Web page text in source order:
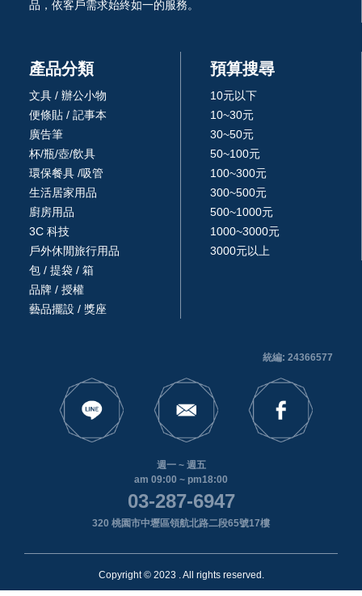
品，依客戶需求始終如一的服務。
產品分類
文具 / 辦公小物
便條貼 / 記事本
廣告筆
杯/瓶/壺/飲具
環保餐具 /吸管
生活居家用品
廚房用品
3C 科技
戶外休閒旅行用品
包 / 提袋 / 箱
品牌 / 授權
藝品擺設 / 獎座
預算搜尋
10元以下
10~30元
30~50元
50~100元
100~300元
300~500元
500~1000元
1000~3000元
3000元以上
統編: 24366577
週一 ~ 週五
am 09:00 ~ pm18:00
03-287-6947
320 桃園市中壢區領航北路二段65號17樓
Copyright © 2023 . All rights reserved.